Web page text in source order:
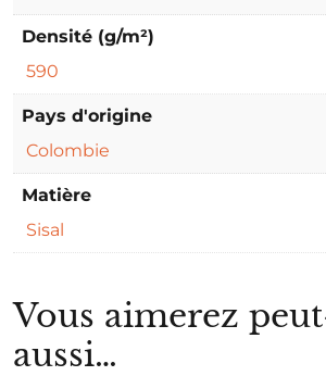
Densité (g/m²)
590
Pays d'origine
Colombie
Matière
Sisal
Vous aimerez
aussi…